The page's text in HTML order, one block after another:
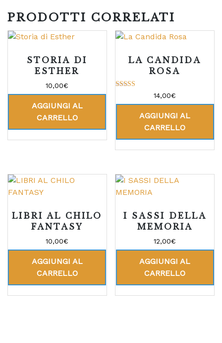
PRODOTTI CORRELATI
STORIA DI
ESTHER
10,00€
AGGIUNGI AL
CARRELLO
LA CANDIDA
ROSA
su 5
14,00€
AGGIUNGI AL
CARRELLO
LIBRI AL CHILO
FANTASY
10,00€
AGGIUNGI AL
CARRELLO
I SASSI DELLA
MEMORIA
12,00€
AGGIUNGI AL
CARRELLO